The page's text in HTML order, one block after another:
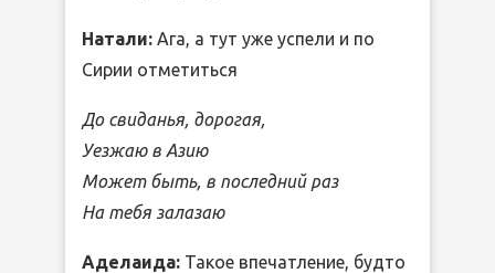
Натали: Ага, а тут уже успели и по
Сирии отметиться
До свиданья, дорогая,
Уезжаю в Азию
Может быть, в последний раз
На тебя залазаю
Аделаида: Такое впечатление, будто